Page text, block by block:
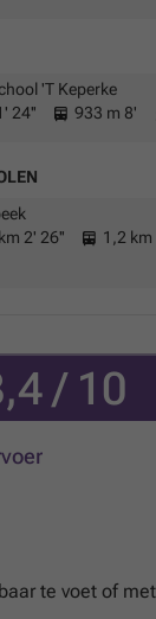
'T Keperke
24'' 933 m 8'
2' 26''
1,2 km
/ 10
te voet of